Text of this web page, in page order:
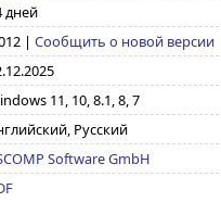
дней
| Сообщить о новой версии
11, 10, 8.1, 8, 7
Русский
Software GmbH